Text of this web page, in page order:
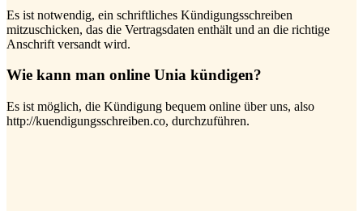
Es ist notwendig, ein schriftliches Kündigungsschreiben
mitzuschicken, das die Vertragsdaten enthält und an die richtige
Anschrift versandt wird.
Wie kann man online Unia kündigen?
Es ist möglich, die Kündigung bequem online über uns, also
http://kuendigungsschreiben.co, durchzuführen.